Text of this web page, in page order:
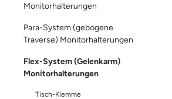
Monitorhalterungen
Para-System (gebogene
Traverse) Monitorhalterungen
Flex-System (Gelenkarm)
Monitorhalterungen
Tisch-Klemme